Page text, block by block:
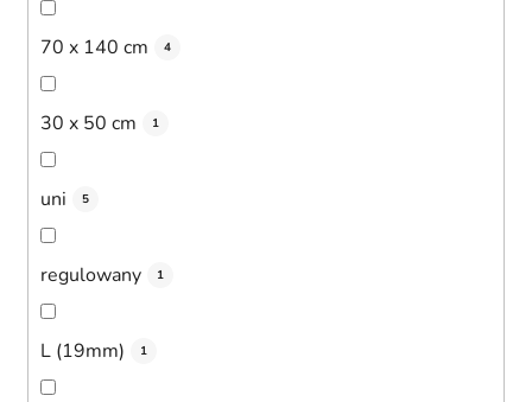
70 x 140 cm 4
30 x 50 cm 1
uni 5
regulowany 1
L (19mm) 1